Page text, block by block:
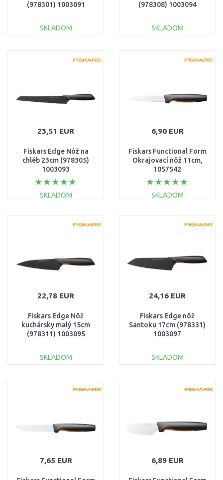
(978301) 1003091
SKLADOM
(978308) 1003094
SKLADOM
23,51 EUR
Fiskars Edge Nôž na
chléb 23cm (978305)
1003093
SKLADOM
6,90 EUR
Fiskars Functional Form
Okrajovací nôž 11cm,
1057542
SKLADOM
22,78 EUR
Fiskars Edge Nôž
kuchársky malý 15cm
(978311) 1003095
SKLADOM
24,16 EUR
Fiskars Edge nôž
Santoku 17cm (978331)
1003097
SKLADOM
7,65 EUR 6,89 EUR